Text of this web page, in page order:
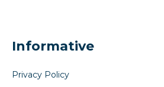
Informative
Privacy Policy